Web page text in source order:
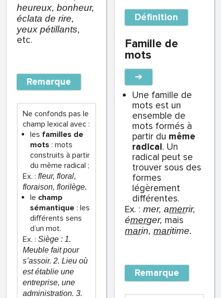
heureux, bonheur,
éclata de rire,
yeux pétillants,
etc.
Remarque
Ne confonds pas le
champ lexical avec :
les familles de
mots : mots
construits à partir
du même radical ;
Ex. : fleur, floral,
floraison, florilège.
le champ
sémantique : les
différents sens
d’un mot.
Ex. : Siège : 1.
Meuble fait pour
s’assoir. 2. Lieu où
est établie une
entreprise, une
administration. 3.
Définition
Famille de
mots
➔
Une famille de
mots est un
ensemble de
mots formés à
partir du même
radical. Un
radical peut se
trouver sous des
formes
légèrement
différentes.
Ex. : mer, amerrir,
émerger, mais
marin, maritime.
Remarque